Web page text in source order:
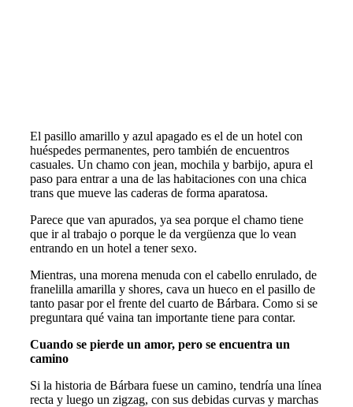
El pasillo amarillo y azul apagado es el de un hotel con
huéspedes permanentes, pero también de encuentros
casuales. Un chamo con jean, mochila y barbijo, apura el
paso para entrar a una de las habitaciones con una chica
trans que mueve las caderas de forma aparatosa.
Parece que van apurados, ya sea porque el chamo tiene
que ir al trabajo o porque le da vergüenza que lo vean
entrando en un hotel a tener sexo.
Mientras, una morena menuda con el cabello enrulado, de
franelilla amarilla y shores, cava un hueco en el pasillo de
tanto pasar por el frente del cuarto de Bárbara. Como si se
preguntara qué vaina tan importante tiene para contar.
Cuando se pierde un amor, pero se encuentra un
camino
Si la historia de Bárbara fuese un camino, tendría una línea
recta y luego un zigzag, con sus debidas curvas y marchas